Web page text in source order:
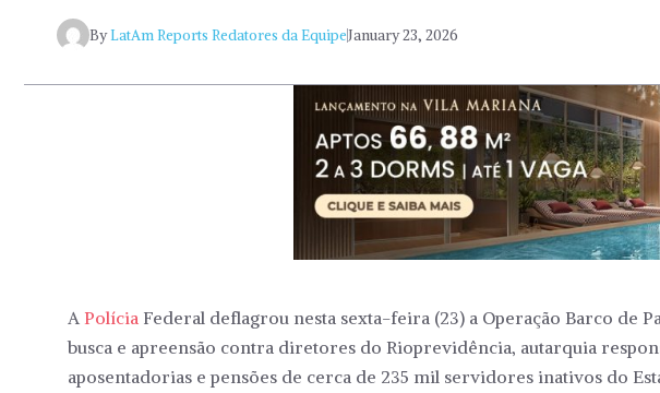
ByLatAm Reports Redatores da EquipeJanuary 23, 2026
A Polícia Federal deflagrou nesta sexta-feira (23) a Operação Barco de
busca e apreensão contra diretores do Rioprevidência, autarquia
aposentadorias e pensões de cerca de 235 mil servidores inativos do